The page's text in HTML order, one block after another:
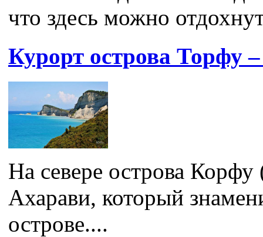
что здесь можно
Курорт острова Торфу
На севере острова
Ахарави, который
острове....